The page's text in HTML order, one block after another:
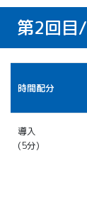
第2回目/
時間配分
導入
(5分)